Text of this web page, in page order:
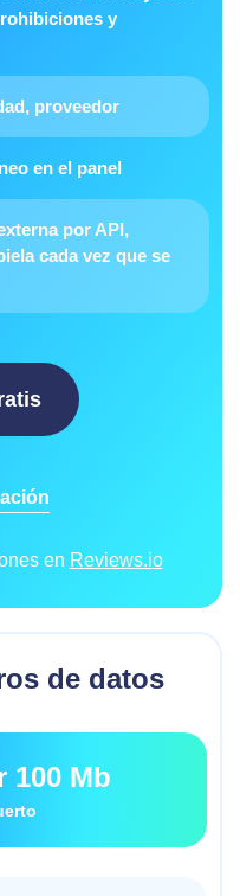
y
proveedor
en el panel
por API,
cada vez que se
en Reviews.io
de datos
100 Mb